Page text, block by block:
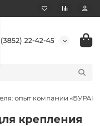
(3852) 22-42-45
опыт компании «БУРАН»
крепления